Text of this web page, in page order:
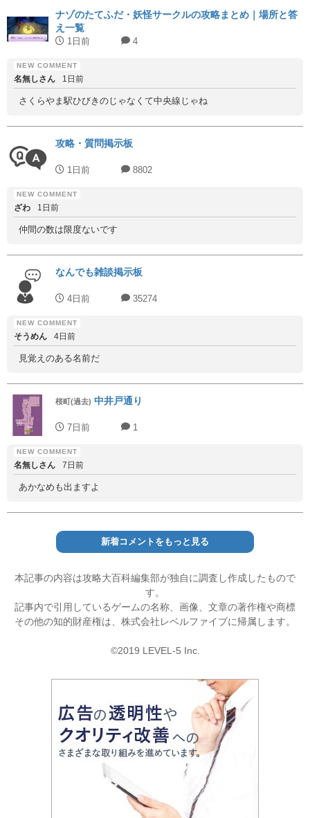
ナゾのたてふだ・妖怪サークルの攻略まとめ｜場所と答
え一覧
1日前 4
名無しさん 1日前
さくらやま駅ひびきのじゃなくて中央線じゃね
攻略・質問掲示板
1日前 8802
ざわ 1日前
仲間の数は限度ないです
なんでも雑談掲示板
4日前 35274
そうめん 4日前
見覚えのある名前だ
桜町(過去) 中井戸通り
7日前 1
名無しさん 7日前
あかなめも出ますよ
新着コメントをもっと見る
本記事の内容は攻略大百科編集部が独自に調査し作成したもので
す。
記事内で引用しているゲームの名称、画像、文章の著作権や商標
その他の知的財産権は、株式会社レベルファイブに帰属します。
©2019 LEVEL-5 Inc.